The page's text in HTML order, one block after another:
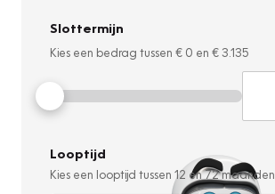
Slottermijn
Kies een bedrag tussen € 0 en € 3.135
Looptijd
Kies een looptijd tussen 12 en72maanden